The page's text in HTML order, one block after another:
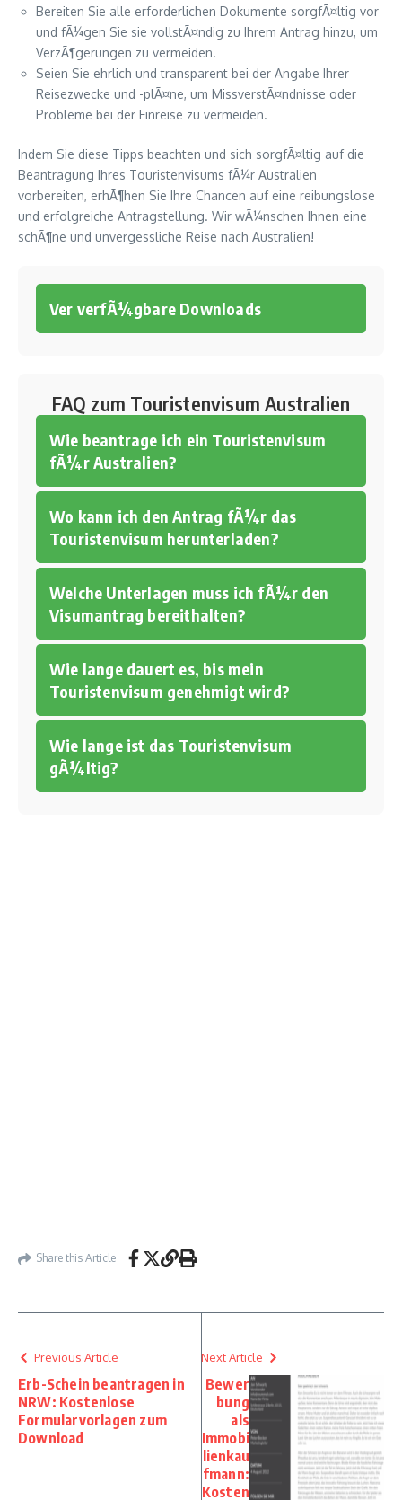
Bereiten Sie alle erforderlichen Dokumente sorgfÃ¤ltig vor
und fÃ¼gen Sie sie vollstÃ¤ndig zu Ihrem Antrag hinzu, um
VerzÃ¶gerungen zu vermeiden.
Seien Sie ehrlich und transparent bei der Angabe Ihrer
Reisezwecke und -plÃ¤ne, um MissverstÃ¤ndnisse oder
Probleme bei der Einreise zu vermeiden.
Indem Sie diese Tipps beachten und sich sorgfÃ¤ltig auf die
Beantragung Ihres Touristenvisums fÃ¼r Australien
vorbereiten, erhÃ¶hen Sie Ihre Chancen auf eine reibungslose
und erfolgreiche Antragstellung. Wir wÃ¼nschen Ihnen eine
schÃ¶ne und unvergessliche Reise nach Australien!
Ver verfÃ¼gbare Downloads
FAQ zum Touristenvisum Australien
Wie beantrage ich ein Touristenvisum
fÃ¼r Australien?
Wo kann ich den Antrag fÃ¼r das
Touristenvisum herunterladen?
Welche Unterlagen muss ich fÃ¼r den
Visumantrag bereithalten?
Wie lange dauert es, bis mein
Touristenvisum genehmigt wird?
Wie lange ist das Touristenvisum
gÃ¼ltig?
Share this Article
Previous Article
Erb-Schein beantragen in
NRW: Kostenlose
Formularvorlagen zum
Download
Next Article
Bewer
bung
als
Immobi
lienkau
fmann:
Kosten